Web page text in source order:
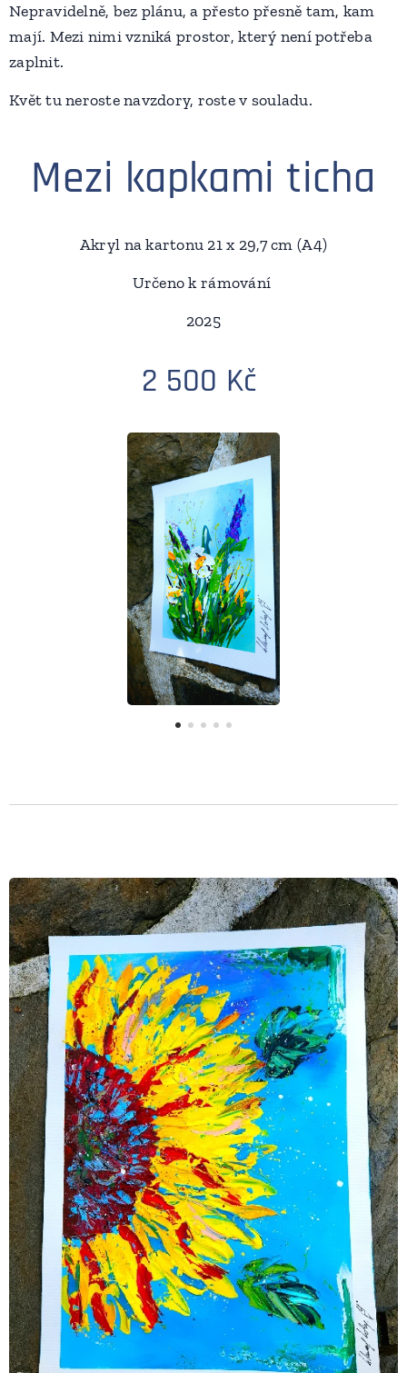
Nepravidelně, bez plánu, a přesto přesně tam, kam
mají. Mezi nimi vzniká prostor, který není potřeba
zaplnit.
Květ tu neroste navzdory, roste v souladu.
Mezi kapkami ticha
Akryl na kartonu 21 x 29,7 cm (A4)
Určeno k rámování
2025
2 500 Kč